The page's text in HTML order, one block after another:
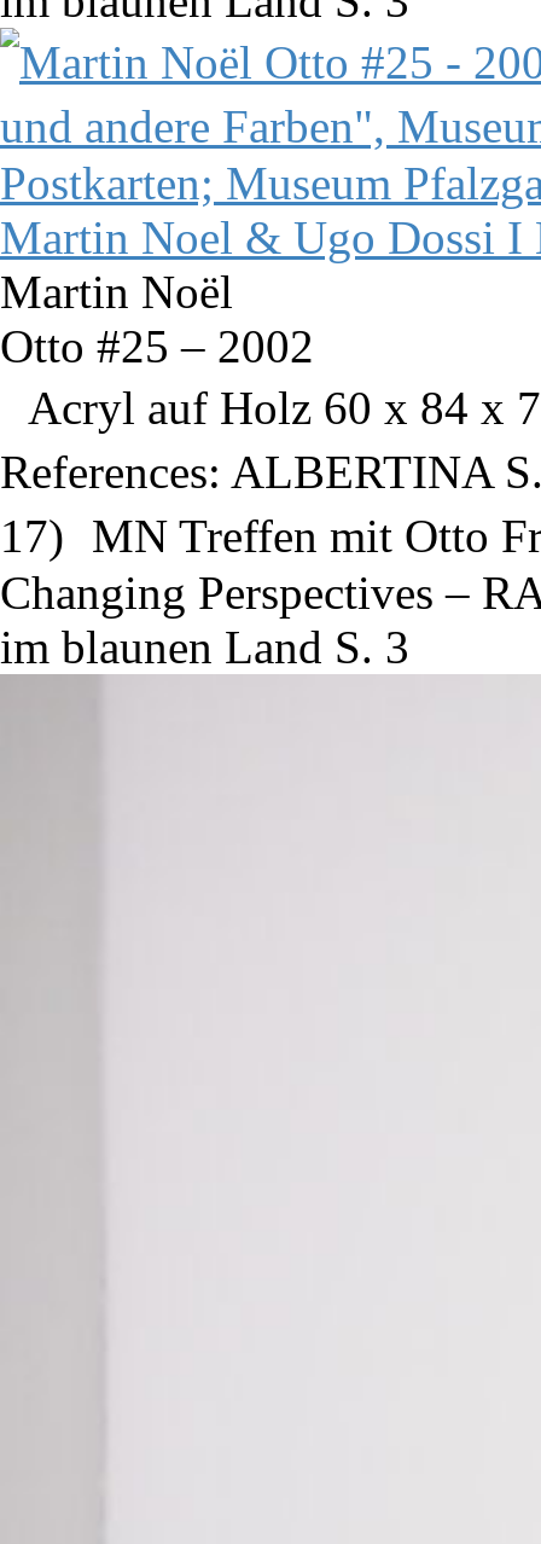
Martin Noël
Otto #25 – 2002
Acryl auf Holz 60 x 84 x
References: ALBERTINA
17) MN Treffen mit Otto
Changing Perspectives –
im blaunen Land S. 3